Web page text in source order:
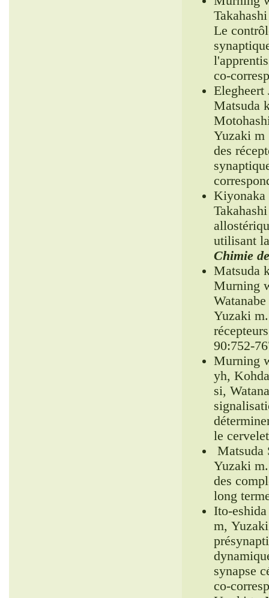
Le
co-
Matsuda
Yuzaki m
des
Kiyonaka
utilisant
Chimie
Matsuda
Murning
Yuzaki
90:752-
Murning
yh,
si,
le
Matsuda
Yuzaki
des
long
Ito-
m,
synapse
co-